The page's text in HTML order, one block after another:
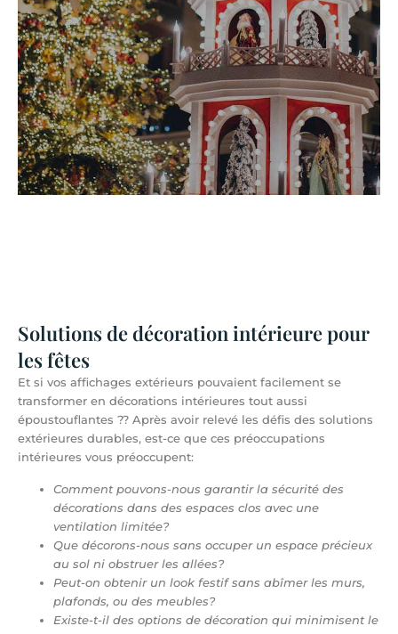
Solutions de décoration intérieure pour
les fêtes​
Et si vos affichages extérieurs pouvaient facilement se
transformer en décorations intérieures tout aussi
époustouflantes ?? Après avoir relevé les défis des solutions
extérieures durables, est-ce que ces préoccupations
intérieures vous préoccupent:
Comment pouvons-nous garantir la sécurité des
décorations dans des espaces clos avec une
ventilation limitée?
Que décorons-nous sans occuper un espace précieux
au sol ni obstruer les allées?
Peut-on obtenir un look festif sans abîmer les murs,
plafonds, ou des meubles?
Existe-t-il des options de décoration qui minimisent le